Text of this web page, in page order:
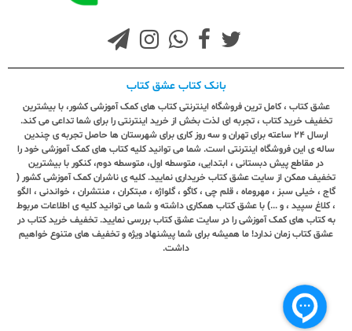
بانک کتاب عشق کتاب
عشق کتاب ، کامل ترین فروشگاه اینترنتی کتاب های کمک آموزشی کشور، با بیشترین
تخفیف خرید کتاب ، تجربه ای لذت بخش از خرید اینترنتی را برای شما تداعی می کند.
ارسال ٢٤ ساعته برای تهران و سه روز کاری برای شهرستان ها حاصل تجربه ی چندین
ساله ی این فروشگاه اینترنتی است. شما می توانید کلیه کتاب های کمک آموزشی خود را
در مقاطع پیش دبستانی ، ابتدایی، متوسطه اول، متوسطه دوم، کنکور با بیشترین
تخفیف ممکن از سایت عشق کتاب خریداری نمایید. کلیه ی ناشران کمک آموزشی کشور (
گاج ، خیلی سبز ، مهروماه ، قلم چی ، کاگو ، گلواژه ، مبتکران ، منتشران ، خواندنی ، الگو
، کلاغ سپید ، و ...) با عشق کتاب همکاری داشته و شما می توانید کلیه ی اطلاعات مربوط
به کتاب های کمک آموزشی را در سایت عشق کتاب بررسی نمایید. تخفیف خرید کتاب در
عشق کتاب زمان ندارد! ما همیشه برای شما پیشنهاد ویژه و تخفیف های متنوع خواهیم
داشت.